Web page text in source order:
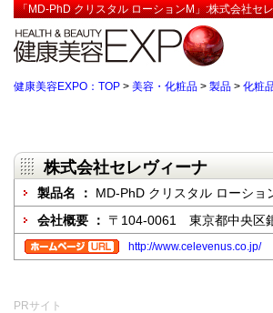
「MD-PhD クリスタル ローションM」:株式会社セ
健康美容EXPO：TOP > 美容・化粧品 > 製品 > 化粧
株式会社セレヴィーナ
製品名 ： MD-PhD クリスタル ローショ
会社概要 ： 〒104-0061 東京都中央区
http://www.celevenus.co.jp/
PRサイト